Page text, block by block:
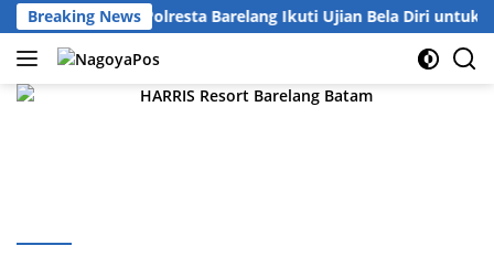
Langsung
ke
konten
Breaking News
121 Personel Polresta Barelang Ikuti Ujian Bela Diri untuk